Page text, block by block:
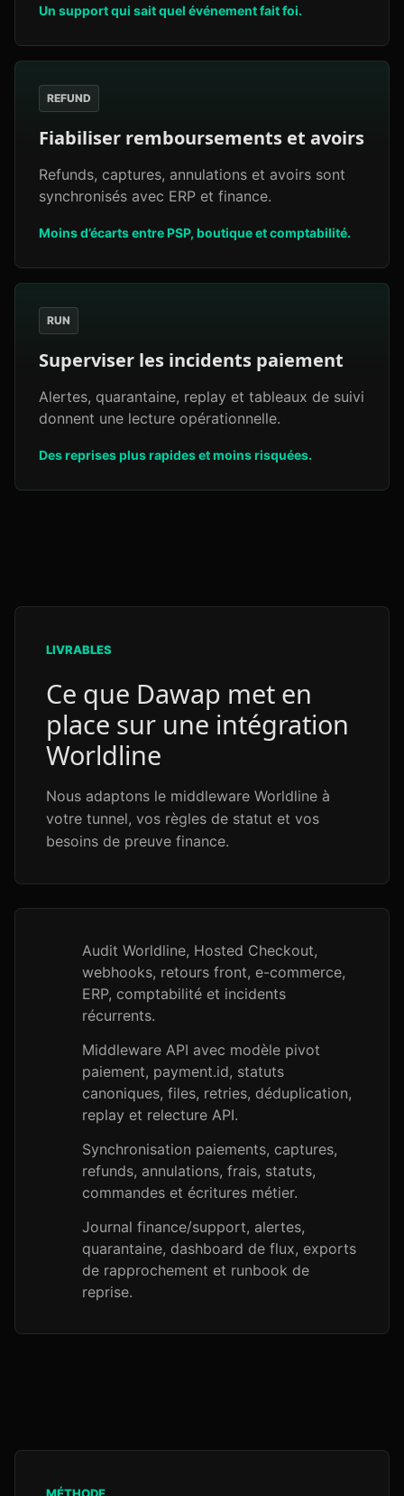
Un support qui sait quel événement fait foi.
REFUND
Fiabiliser remboursements et avoirs
Refunds, captures, annulations et avoirs sont
synchronisés avec ERP et finance.
Moins d’écarts entre PSP, boutique et comptabilité.
RUN
Superviser les incidents paiement
Alertes, quarantaine, replay et tableaux de suivi
donnent une lecture opérationnelle.
Des reprises plus rapides et moins risquées.
LIVRABLES
Ce que Dawap met en
place sur une intégration
Worldline
Nous adaptons le middleware Worldline à
votre tunnel, vos règles de statut et vos
besoins de preuve finance.
Audit Worldline, Hosted Checkout,
webhooks, retours front, e-commerce,
ERP, comptabilité et incidents
récurrents.
Middleware API avec modèle pivot
paiement, payment.id, statuts
canoniques, files, retries, déduplication,
replay et relecture API.
Synchronisation paiements, captures,
refunds, annulations, frais, statuts,
commandes et écritures métier.
Journal finance/support, alertes,
quarantaine, dashboard de flux, exports
de rapprochement et runbook de
reprise.